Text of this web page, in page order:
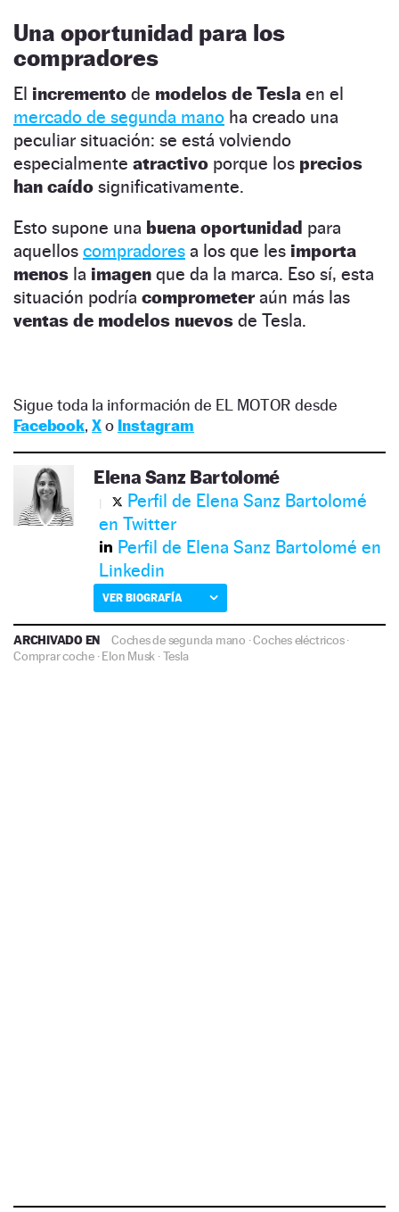
Una oportunidad para los
compradores
El incremento de modelos de Tesla en el
mercado de segunda mano ha creado una
peculiar situación: se está volviendo
especialmente atractivo porque los precios
han caído significativamente.
Esto supone una buena oportunidad para
aquellos compradores a los que les importa
menos la imagen que da la marca. Eso sí, esta
situación podría comprometeraún más las
ventas de modelos nuevos de Tesla.
Sigue toda la información de EL MOTOR desde
Facebook, Xo Instagram
Elena Sanz Bartolomé
Perfil de Elena Sanz Bartolomé
en Twitter
Perfil de Elena Sanz Bartolomé en
Linkedin
VER BIOGRAFÍA
ARCHIVADO EN Coches de segunda mano ·Coches eléctricos·
Comprar coche ·Elon Musk ·Tesla